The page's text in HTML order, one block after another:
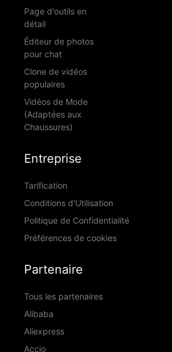
Page d'outils en
détail
Éditeur de photos
pour chat
Clone de vidéos
populaires
Vidéos de Mode
(Adaptées aux
Chaussures)
Entreprise
Tarification
Conditions d'Utilisation
Politique de Confidentialité
Préférences de cookies
Partenaire
Tous les partenaires
Alibaba
Aliexpress
Accio